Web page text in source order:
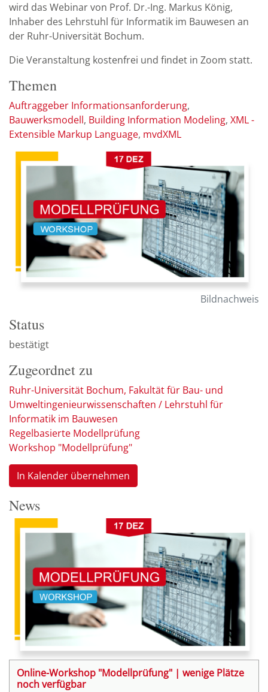
wird das Webinar von Prof. Dr.-Ing. Markus König,
Inhaber des Lehrstuhl für Informatik im Bauwesen an
der Ruhr-Universität Bochum.
Die Veranstaltung kostenfrei und findet in Zoom statt.
Themen
Auftraggeber Informationsanforderung
Bauwerksmodell Building Information Modeling XML -
Extensible Markup Language mvdXML
Bildnachweis
Status
bestätigt
Zugeordnet zu
Ruhr-Universität Bochum, Fakultät für Bau- und
Umweltingenieurwissenschaften / Lehrstuhl für
Informatik im Bauwesen
Regelbasierte Modellprüfung
Workshop "Modellprüfung"
In Kalender übernehmen
News
Online-Workshop "Modellprüfung" | wenige Plätze
noch verfügbar